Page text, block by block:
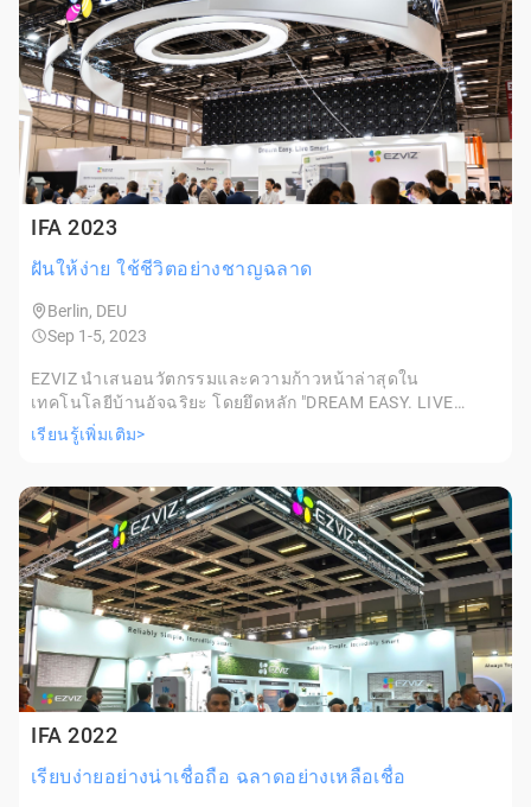
IFA 2023
ฝันให้ง่าย ใช้ชีวิตอย่างชาญฉลาด
Berlin, DEU
Sep 1-5, 2023
EZVIZ นำเสนอนวัตกรรมและความก้าวหน้าล่าสุดใน
เทคโนโลยีบ้านอัจฉริยะ โดยยึดหลัก "DREAM EASY. LIVE
SMART." เพื่อสร้างนิยามใหม่ให้กับอนาคตของการใช้ชีวิตที่
ง่ายดายและชาญฉลาด
เรียนรู้เพิ่มเติม>
IFA 2022
เรียบง่ายอย่างน่าเชื่อถือ ฉลาดอย่างเหลือเชื่อ